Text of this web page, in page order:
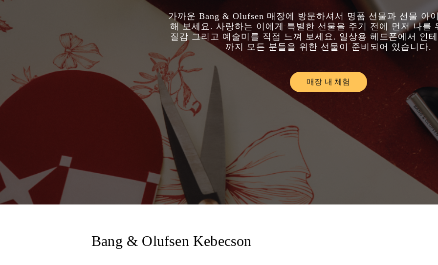
가까운 Bang & Olufsen 매장에 방문하셔서 명품 선물과 선물 아
해 보세요. 사랑하는 이에게 특별한 선물을 주기 전에 먼저 나를
질감 그리고 예술미를 직접 느껴 보세요. 일상용 헤드폰에서 인
까지 모든 분들을 위한 선물이 준비되어 있습니다.
매장 내 체험Link Opens in New Tab
Bang & Olufsen Kebecson